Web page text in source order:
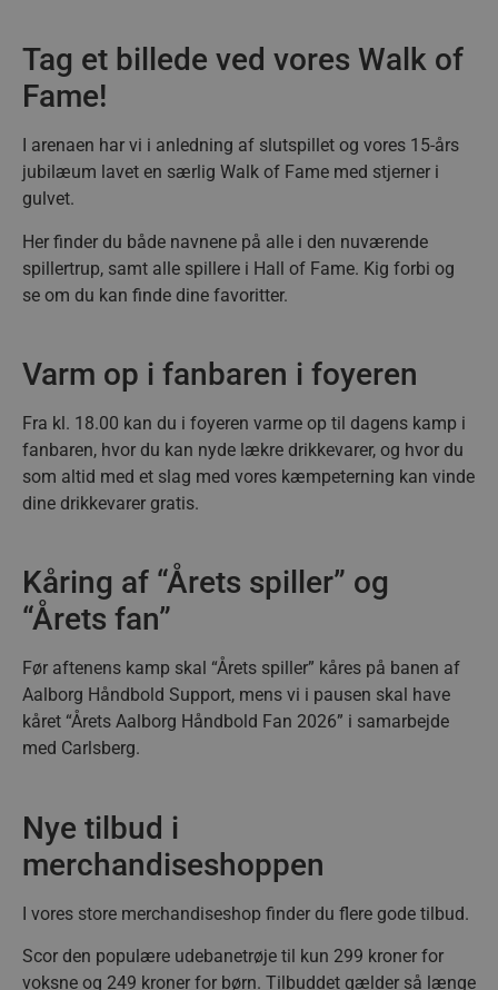
Tag et billede ved vores Walk of
Fame!
I arenaen har vi i anledning af slutspillet og vores 15-års
jubilæum lavet en særlig Walk of Fame med stjerner i
gulvet.
Her finder du både navnene på alle i den nuværende
spillertrup, samt alle spillere i Hall of Fame. Kig forbi og
se om du kan finde dine favoritter.
Varm op i fanbaren i foyeren
Fra kl. 18.00 kan du i foyeren varme op til dagens kamp i
fanbaren, hvor du kan nyde lækre drikkevarer, og hvor du
som altid med et slag med vores kæmpeterning kan vinde
dine drikkevarer gratis.
Kåring af “Årets spiller” og
“Årets fan”
Før aftenens kamp skal “Årets spiller” kåres på banen af
Aalborg Håndbold Support, mens vi i pausen skal have
kåret “Årets Aalborg Håndbold Fan 2026” i samarbejde
med Carlsberg.
Nye tilbud i
merchandiseshoppen
I vores store merchandiseshop finder du flere gode tilbud.
Scor den populære udebanetrøje til kun 299 kroner for
voksne og 249 kroner for børn. Tilbuddet gælder så længe